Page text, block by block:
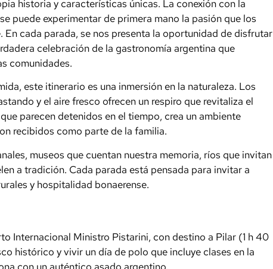
historia y características únicas. La conexión con la
puede experimentar de primera mano la pasión que los
cada parada, se nos presenta la oportunidad de disfrutar
celebración de la gastronomía argentina que
comunidades.
este itinerario es una inmersión en la naturaleza. Los
y el aire fresco ofrecen un respiro que revitaliza el
parecen detenidos en el tiempo, crea un ambiente
recibidos como parte de la familia.
museos que cuentan nuestra memoria, ríos que invitan
a tradición. Cada parada está pensada para invitar a
y hospitalidad bonaerense.
Internacional Ministro Pistarini, con destino a Pilar (1 h 40
histórico y vivir un día de polo que incluye clases en la